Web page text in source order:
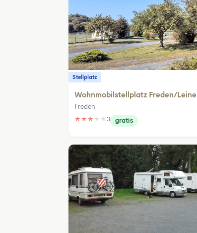
Stellplatz
Wohnmobilstellplatz Freden/Leine
Freden
★ ★ ★ ★ ★ 3 gratis